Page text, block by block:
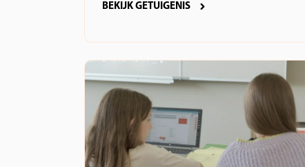
BEKIJK GETUIGENIS